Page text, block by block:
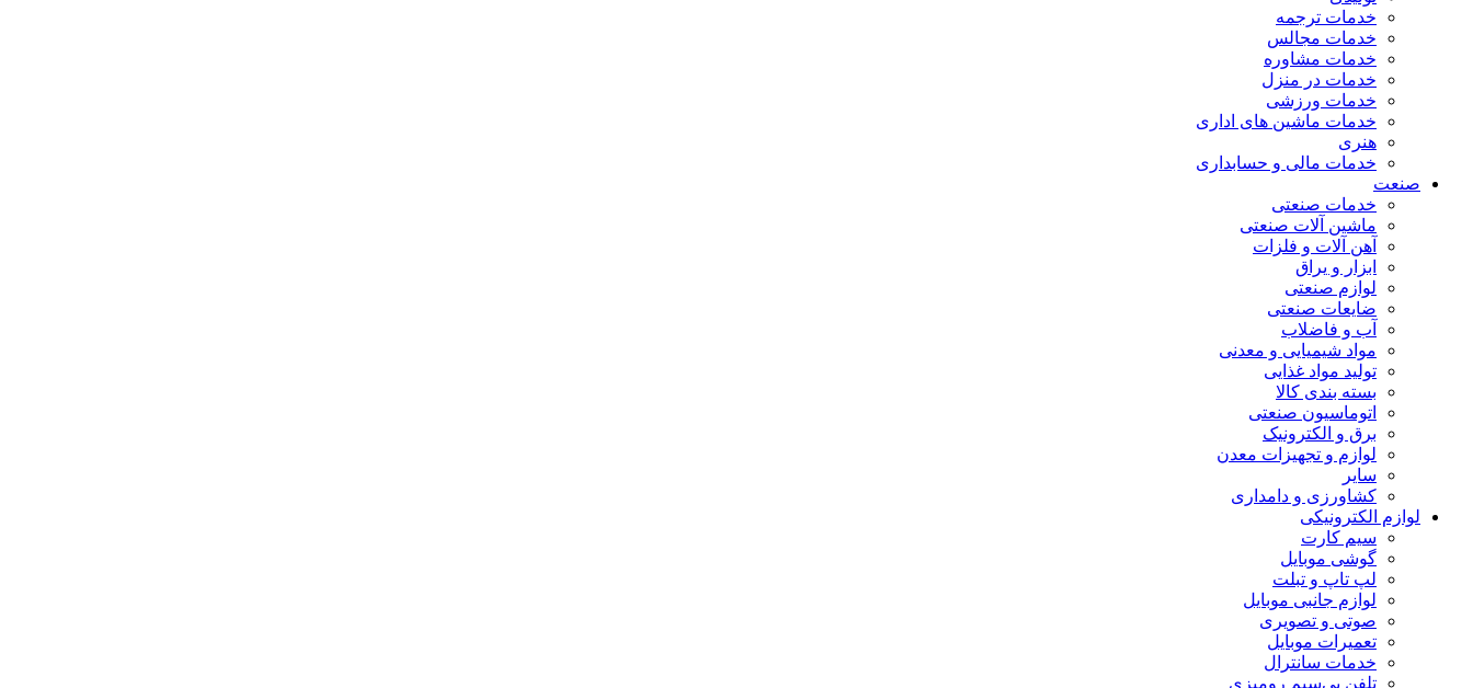
خدمات ترجمه
خدمات مجالس
خدمات مشاوره
خدمات در منزل
خدمات ورزشی
خدمات ماشین های اداری
هنری
خدمات مالی و حسابداری
صنعت
خدمات صنعتی
ماشین آلات صنعتی
آهن آلات و فلزات
ابزار و یراق
لوازم صنعتی
ضایعات صنعتی
آب و فاضلاب
مواد شیمیایی و معدنی
تولید مواد غذایی
بسته بندی کالا
اتوماسیون صنعتی
برق و الکترونیک
لوازم و تجهیزات معدن
سایر
کشاورزی و دامداری
لوازم الکترونیکی
سیم کارت
گوشی موبایل
لپ تاپ و تبلت
لوازم جانبی موبایل
صوتی و تصویری
تعمیرات موبایل
خدمات سانترال
تلفن بی‌سیم رومیزی